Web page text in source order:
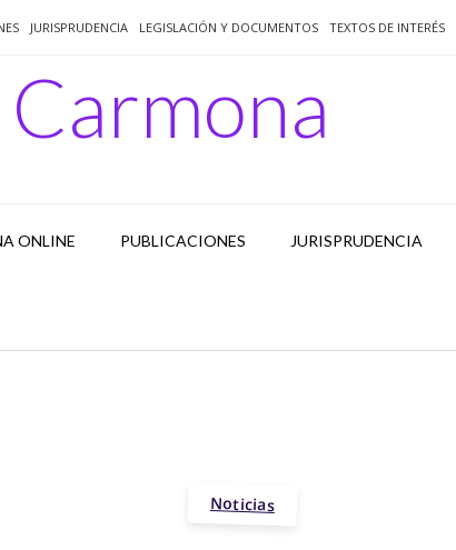
JURISPRUDENCIA LEGISLACIÓN Y DOCUMENTOS TEXTOS DE INTERÉS
ONLINE PUBLICACIONES JURISPRUDENCIA
Noticias